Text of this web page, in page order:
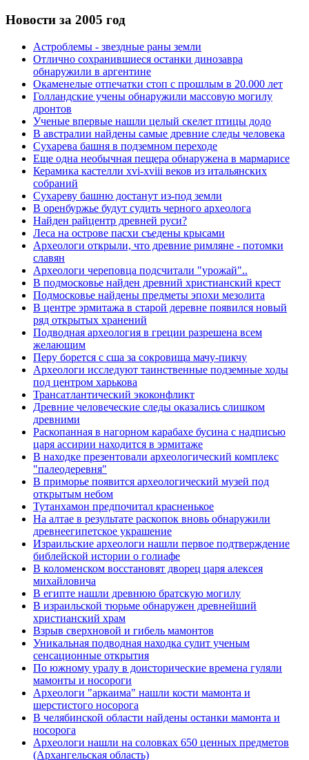
Новости за 2005 год
Астроблемы - звездные раны земли
Отлично сохранившиеся останки динозавра
обнаружили в аргентине
Окаменелые отпечатки стоп с прошлым в 20.000 лет
Голландские учены обнаружили массовую могилу
дронтов
Ученые впервые нашли целый скелет птицы додо
В австралии найдены самые древние следы человека
Сухарева башня в подземном переходе
Еще одна необычная пещера обнаружена в мармарисе
Керамика кастелли xvi-xviii веков из итальянских
собраний
Сухареву башню достанут из-под земли
В оренбуржье будут судить черного археолога
Найден райцентр древней руси?
Леса на острове пасхи съедены крысами
Археологи открыли, что древние римляне - потомки
славян
Археологи череповца подсчитали "урожай"..
В подмосковье найден древний христианский крест
Подмосковье найдены предметы эпохи мезолита
В центре эрмитажа в старой деревне появился новый
ряд открытых хранений
Подводная археология в греции разрешена всем
желающим
Перу борется с сша за сокровища мачу-пикчу
Археологи исследуют таинственные подземные ходы
под центром харькова
Трансатлантический экоконфликт
Древние человеческие следы оказались слишком
древними
Раскопанная в нагорном карабахе бусина с надписью
царя ассирии находится в эрмитаже
В находке презентовали археологический комплекс
"палеодеревня"
В приморье появится археологический музей под
открытым небом
Тутанхамон предпочитал красненькое
На алтае в результате раскопок вновь обнаружили
древнеегипетское украшение
Израильские археологи нашли первое подтверждение
библейской истории о голиафе
В коломенском восстановят дворец царя алексея
михайловича
В египте нашли древнюю братскую могилу
В израильской тюрьме обнаружен древнейший
христианский храм
Взрыв сверхновой и гибель мамонтов
Уникальная подводная находка сулит ученым
сенсационные открытия
По южному уралу в доисторические времена гуляли
мамонты и носороги
Археологи "аркаима" нашли кости мамонта и
шерстистого носорога
В челябинской области найдены останки мамонта и
носорога
Археологи нашли на соловках 650 ценных предметов
(Архангельская область)